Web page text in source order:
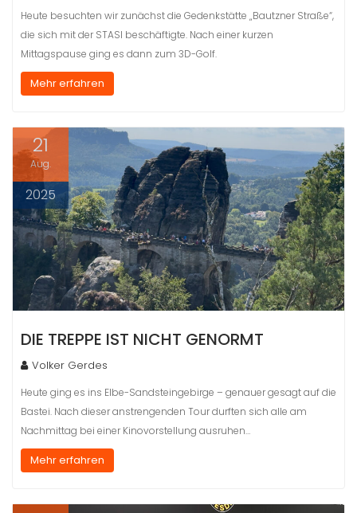
Heute besuchten wir zunächst die Gedenkstätte „Bautzner Straße“,
die sich mit der STASI beschäftigte. Nach einer kurzen
Mittagspause ging es dann zum 3D-Golf.
Mehr erfahren
21
Aug.
2025
DIE TREPPE IST NICHT GENORMT
Volker Gerdes
Heute ging es ins Elbe-Sandsteingebirge – genauer gesagt auf die
Bastei. Nach dieser anstrengenden Tour durften sich alle am
Nachmittag bei einer Kinovorstellung ausruhen…
Mehr erfahren